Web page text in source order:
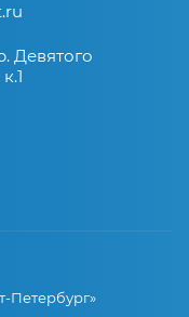
Девятого
Петербург»